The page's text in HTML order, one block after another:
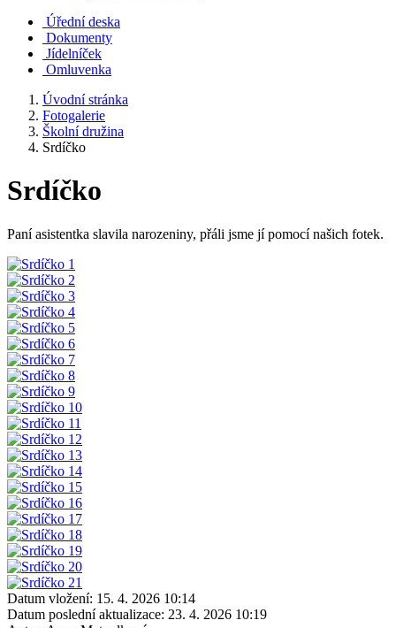
Úřední deska
Dokumenty
Jídelníček
Omluvenka
Úvodní stránka
Fotogalerie
Školní družina
Srdíčko
Srdíčko
Paní asistentka slavila narozeniny, přáli jsme jí pomocí našich fotek.
Datum vložení: 15. 4. 2026 10:14
Datum poslední aktualizace: 23. 4. 2026 10:19